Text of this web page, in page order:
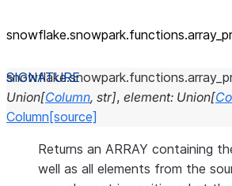
snowflake.snowpark.functions.array_
snowflake.snowpark.functions.
Union[Column, str], element: Union[
Column [source]
Returns an ARRAY containing
well as all elements from the